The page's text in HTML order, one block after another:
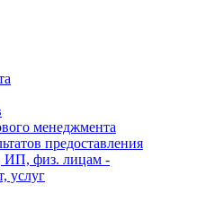
менеджмента
предоставления
ИП, физ. лицам -
услуг